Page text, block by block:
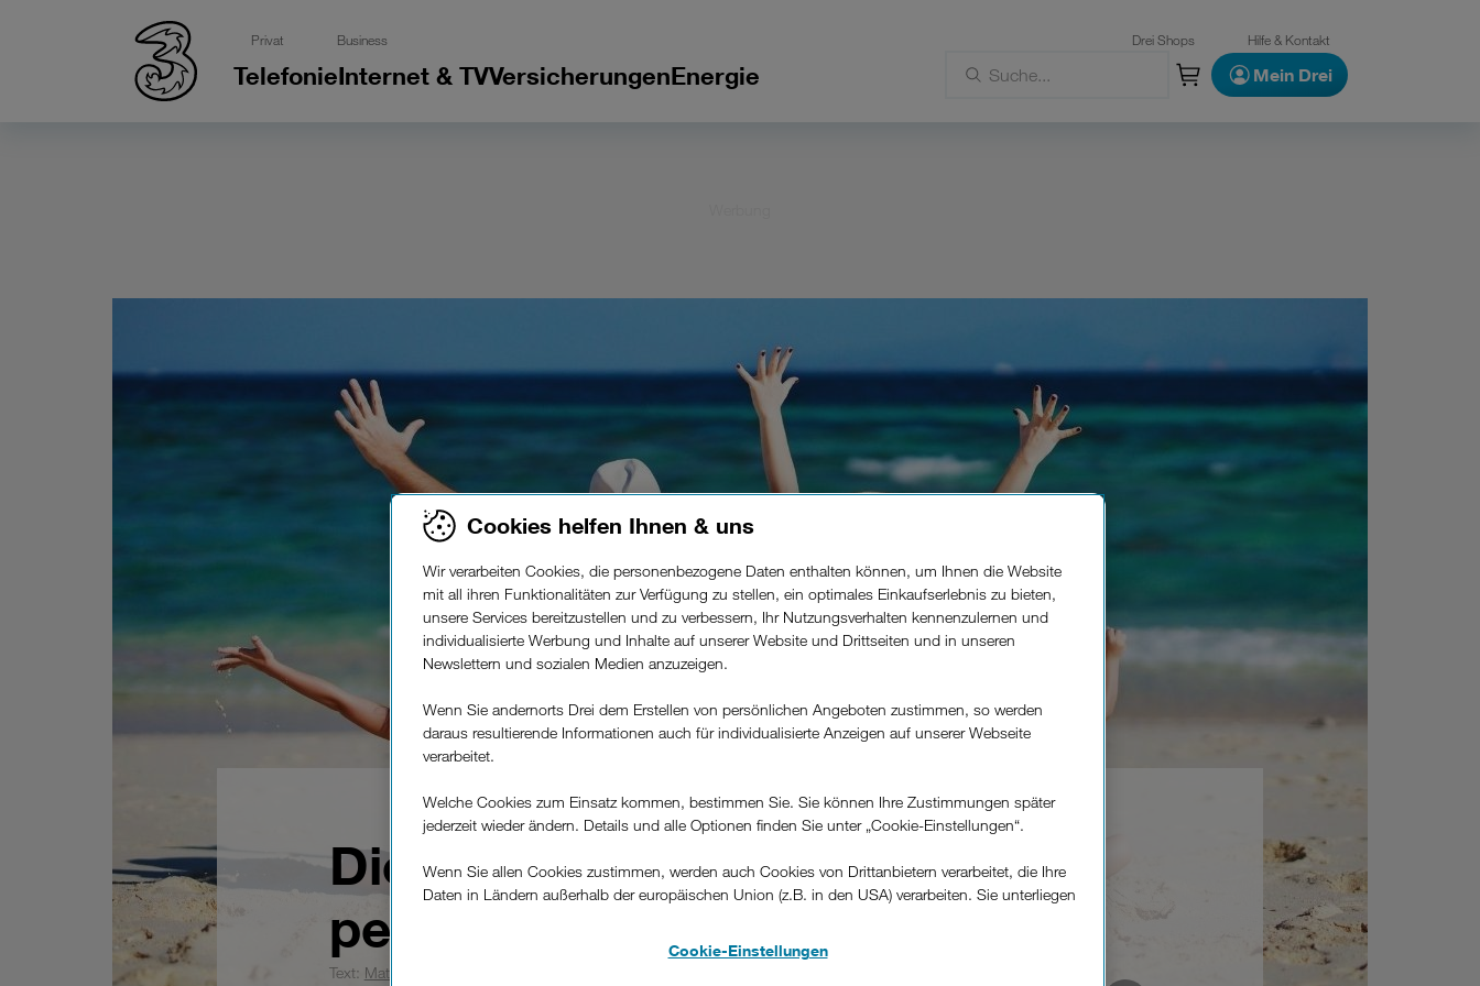
Privat Business Drei Shops Hilfe & Kontakt
TelefonieInternet & TVVersicherungenEnergie Mein Drei
Die besten Tipps für einen
perfekten Urlaub
Text: Matthias
Cookies helfen Ihnen & uns
Wir verarbeiten Cookies, die personenbezogene Daten enthalten können, um Ihnen die Website
mit all ihren Funktionalitäten zur Verfügung zu stellen, ein optimales Einkaufserlebnis zu bieten,
unsere Services bereitzustellen und zu verbessern, Ihr Nutzungsverhalten kennenzulernen und
individualisierte Werbung und Inhalte auf unserer Website und Drittseiten und in unseren
Newslettern und sozialen Medien anzuzeigen.
Wenn Sie andernorts Drei dem Erstellen von persönlichen Angeboten zustimmen, so werden
daraus resultierende Informationen auch für individualisierte Anzeigen auf unserer Webseite
verarbeitet.
Welche Cookies zum Einsatz kommen, bestimmen Sie. Sie können Ihre Zustimmungen später
jederzeit wieder ändern. Details und alle Optionen finden Sie unter „Cookie-Einstellungen“.
Wenn Sie allen Cookies zustimmen, werden auch Cookies von Drittanbietern verarbeitet, die Ihre
Daten in Ländern außerhalb der europäischen Union (z.B. in den USA) verarbeiten. Sie unterliegen
Cookie-Einstellungen